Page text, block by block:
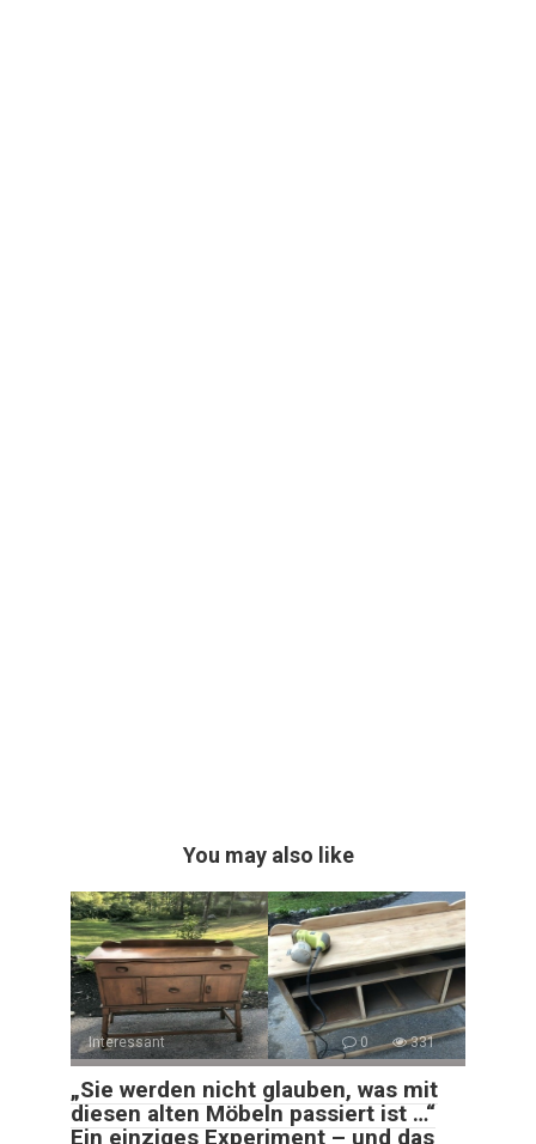
You may also like
Interessant 0 331
„Sie werden nicht glauben, was mit
diesen alten Möbeln passiert ist …“
Ein einziges Experiment – und das